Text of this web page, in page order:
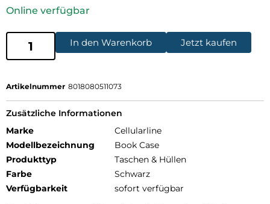
Online verfügbar
In den Warenkorb Jetzt kaufen
Artikelnummer 8018080511073
Zusätzliche Informationen
Marke
Cellularline
Modellbezeichnung
Book Case
Produkttyp
Taschen & Hüllen
Farbe
Schwarz
Verfügbarkeit
sofort verfügbar